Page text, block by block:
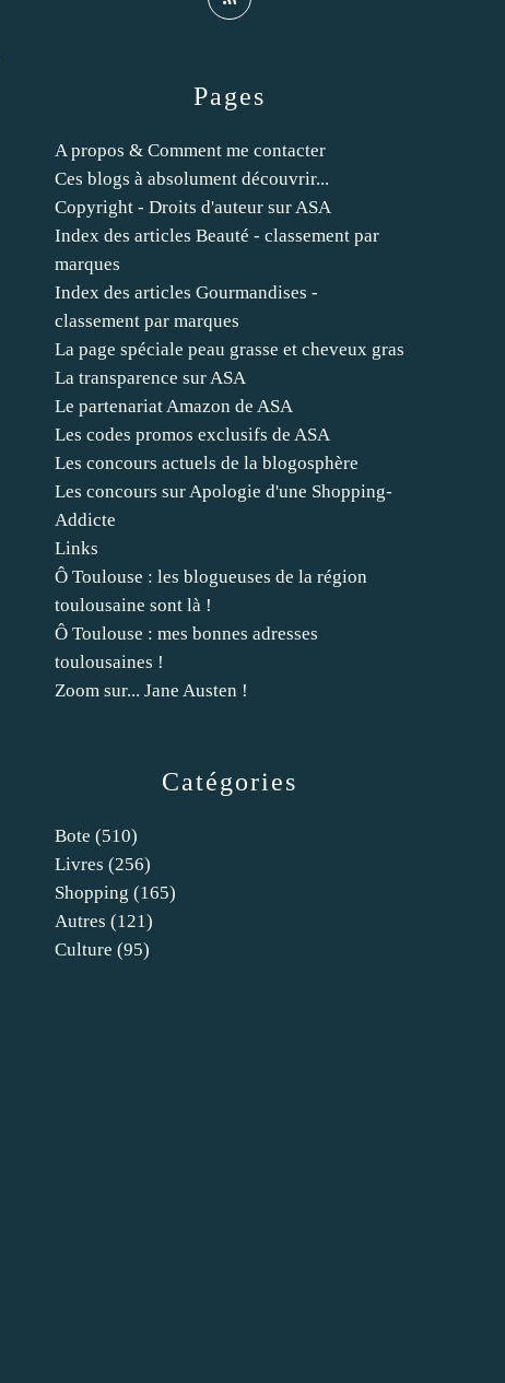
Catégories
Bote (510)
Livres (256)
Shopping (165)
Autres (121)
Culture (95)
Pages
A propos & Comment me contacter
Ces blogs à absolument découvrir...
Copyright - Droits d'auteur sur ASA
Index des articles Beauté - classement par
marques
Index des articles Gourmandises -
classement par marques
La page spéciale peau grasse et cheveux gras
La transparence sur ASA
Le partenariat Amazon de ASA
Les codes promos exclusifs de ASA
Les concours actuels de la blogosphère
Les concours sur Apologie d'une Shopping-
Addicte
Links
Ô Toulouse : les blogueuses de la région
toulousaine sont là !
Ô Toulouse : mes bonnes adresses
toulousaines !
Zoom sur... Jane Austen !